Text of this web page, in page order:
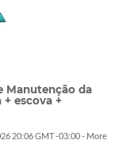
Manutenção da
+ escova +
20:06 GMT -03:00 - More